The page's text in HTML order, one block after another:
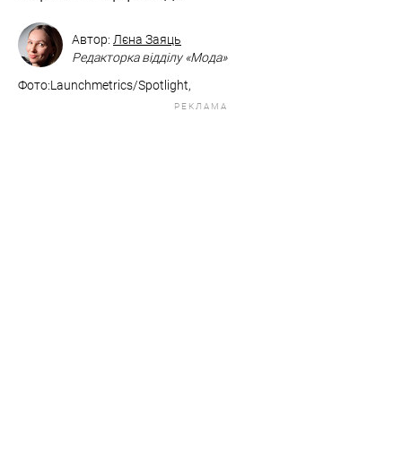
Автор: Лєна Заяць
Редакторка відділу «Мода»
Фото:Launchmetrics/Spotlight,
РЕКЛАМА